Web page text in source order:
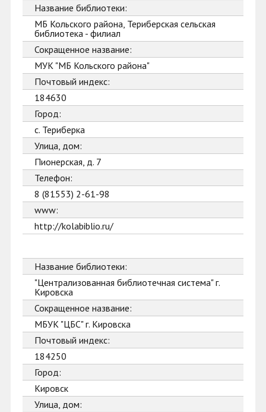
Название библиотеки:
МБ Кольского района, Териберская сельская
библиотека - филиал
Сокращенное название:
МУК "МБ Кольского района"
Почтовый индекс:
184630
Город:
с. Териберка
Улица, дом:
Пионерская, д. 7
Телефон:
8 (81553) 2-61-98
www:
http://kolabiblio.ru/
Название библиотеки:
"Централизованная библиотечная система" г.
Кировска
Сокращенное название:
МБУК "ЦБС" г. Кировска
Почтовый индекс:
184250
Город:
Кировск
Улица, дом: